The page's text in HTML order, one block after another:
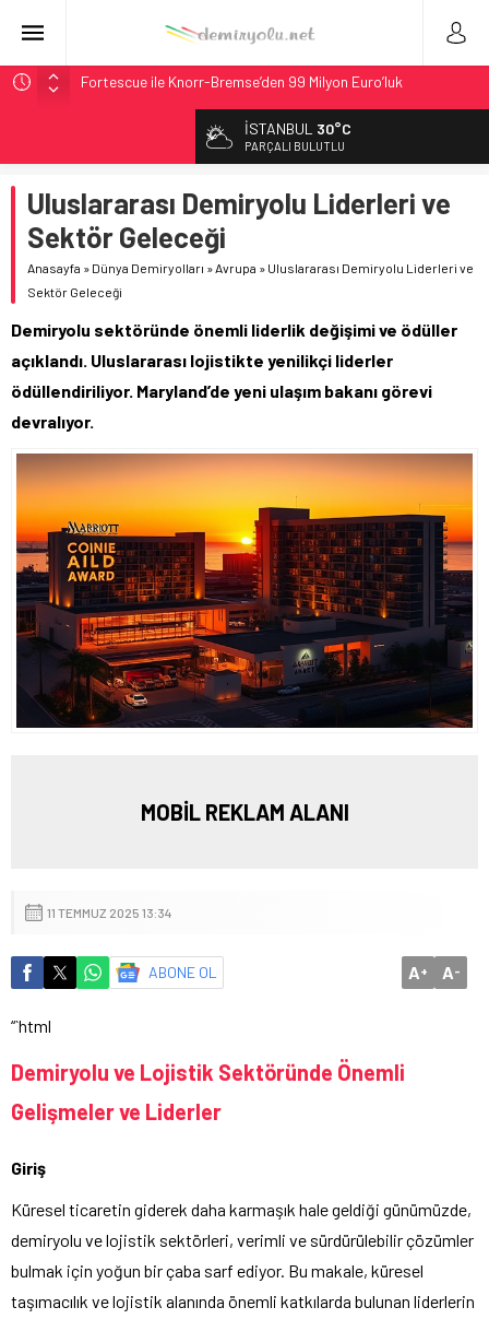
Fortescue ile Knorr-Bremse’den 99 Milyon Euro’luk
Stadler, Austin’e 21 CITYLINK Hafif Raylı Aracı Tedarik
9,9 Milyar Dolarlık Mor Hat’ta Tel Testleri Başladı
Utah’ta 31 Milyon Dolarlık Proje Trafik Çilesini Bitiriyor
CRRC, Salvador Metrosu İçin 83,9 Milyon Euro’luk Anlaşma
İmzaladı
İSTANBUL 30°C
PARÇALI BULUTLU
Uluslararası Demiryolu Liderleri ve
Sektör Geleceği
Anasayfa » Dünya Demiryolları »Avrupa » Uluslararası Demiryolu Liderleri ve
Sektör Geleceği
Demiryolu sektöründe önemli liderlik değişimi ve ödüller
açıklandı. Uluslararası lojistikte yenilikçi liderler
ödüllendiriliyor. Maryland’de yeni ulaşım bakanı görevi
devralıyor.
MOBİL REKLAM ALANI
11 TEMMUZ 2025 13:34
ABONE OL A+ A-
“`html
Demiryolu ve Lojistik Sektöründe Önemli
Gelişmeler ve Liderler
Giriş
Küresel ticaretin giderek daha karmaşık hale geldiği günümüzde,
demiryolu ve lojistik sektörleri, verimli ve sürdürülebilir çözümler
bulmak için yoğun bir çaba sarf ediyor. Bu makale, küresel
taşımacılık ve lojistik alanında önemli katkılarda bulunan liderlerin